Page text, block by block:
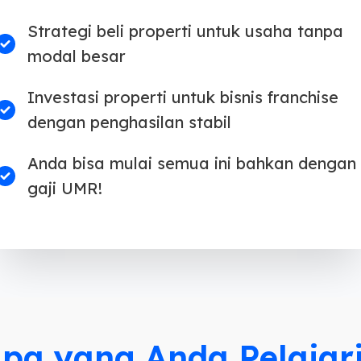
Strategi beli properti untuk usaha tanpa
modal besar
Investasi properti untuk bisnis franchise
dengan penghasilan stabil
Anda bisa mulai semua ini bahkan dengan
gaji UMR!